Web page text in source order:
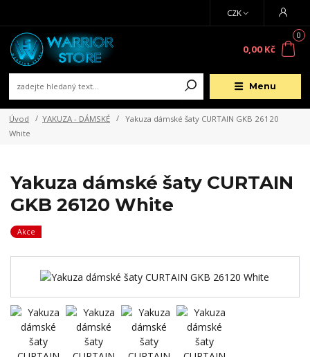
Menu
CZK
0
0,00 Kč
Úvod YAKUZA - DÁMSKÉ
Yakuza dámské šaty CURTAIN GKB 26120
White
Yakuza dámské šaty CURTAIN
GKB 26120 White
Akce